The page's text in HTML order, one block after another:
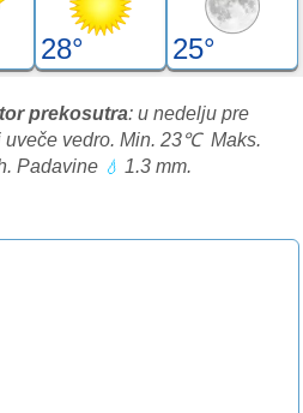
28° 25°
prekosutra: u nedelju pre
uveče vedro. Min. 23℃ Maks.
Padavine 💧 1.3 mm.